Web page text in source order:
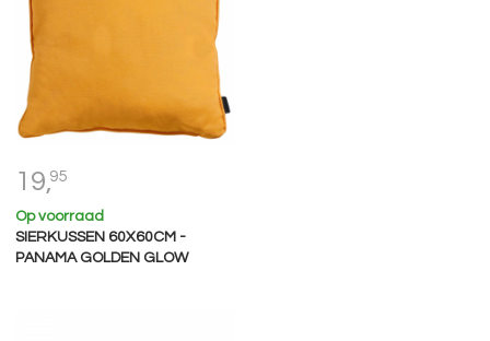
19,95
Op voorraad
SIERKUSSEN 60X60CM -
PANAMA GOLDEN GLOW